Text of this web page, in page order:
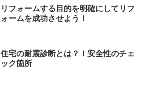
リフォームする目的を明確にしてリフ
ォームを成功させよう！
住宅の耐震診断とは？！安全性のチェ
ック箇所